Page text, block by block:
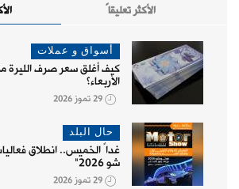
الأكثر تعليقاً
أسواق و عملات
كيف أغلق سعر صرف الليرة
الأربعاء؟
29 تموز 2026
حال البلد
غداً الخميس.. انطلاق
شو 2026"
29 تموز 2026